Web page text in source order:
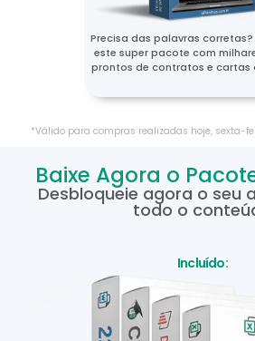
Precisa das palavras
este super pacote com
prontos de contratos e cartas
*Válido para compras realizadas hoje, sexta-
Baixe Agora o
Desbloqueie agora o seu
todo o
Incluído: